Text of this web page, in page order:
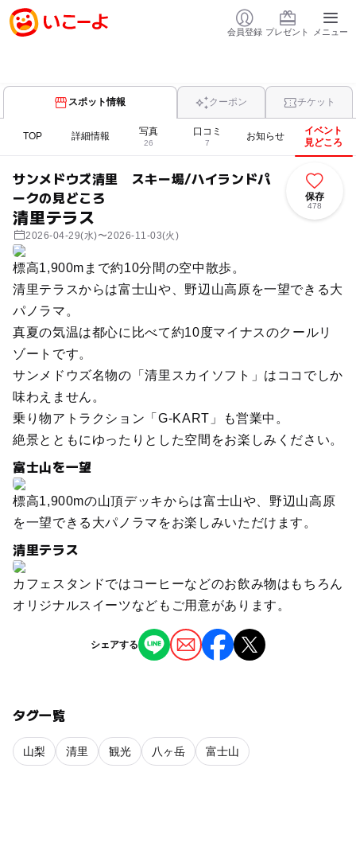
会員登録 プレゼント メニュー
スポット情報 クーポン チケット
TOP 詳細情報 写真
26
口コミ
7
お知らせ
イベント
見どころ
サンメドウズ清里 スキー場/ハイランドパ
ークの見どころ
清里テラス
2026-04-29(水)〜2026-11-03(火)
保存
478
標高1,900mまで約10分間の空中散歩。
清里テラスからは富士山や、野辺山高原を一望できる大
パノラマ。
真夏の気温は都心に比べて約10度マイナスのクールリ
ゾートです。
サンメドウズ名物の「清里スカイソフト」はココでしか
味わえません。
乗り物アトラクション「G-KART」も営業中。
絶景とともにゆったりとした空間をお楽しみください。
富士山を一望
標高1,900mの山頂デッキからは富士山や、野辺山高原
を一望できる大パノラマをお楽しみいただけます。
清里テラス
カフェスタンドではコーヒーなどのお飲み物はもちろん
オリジナルスイーツなどもご用意があります。
シェアする
タグ一覧
山梨 清里 観光 八ヶ岳 富士山